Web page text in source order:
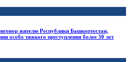
жителю Республики Башкортостан,
особо тяжкого преступления более 30 лет